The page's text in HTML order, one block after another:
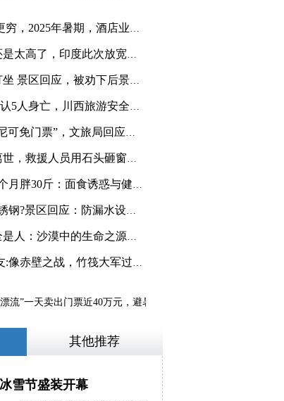
今年暑假 酒店比游客更穷，2025年暑期，酒店业陷入“
印度对华签证的门槛还是太高了，印度此次放宽旅游签证
游客爬到泰山悬崖上打坐 景区回应，被劝下后景区加强
3对母女包车坠河 已确认5人身亡，川西旅游安全再敲警
景区回应“女士穿比基尼可免门票”，文旅局回应：企业
青藏线一卡友在车内离世，救援人员用石头砸窗才打开车
浙江男子到河南旅游3个月胖30斤：面食诱惑与健康警示
武陵山天池底为304不锈钢?景区回应：防漏水设计引发热
敦煌月牙泉目之所及全是人：沙漠中的生命之源与文化瑰
漓江竹筏密密麻麻 网友:像赤壁之战，竹筏大军过境景象
流”一天卖出门票近40万元，避暑新潮流悄然兴
其他推荐
雪节盛装开幕